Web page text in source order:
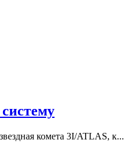
комета 3I/ATLAS, к...